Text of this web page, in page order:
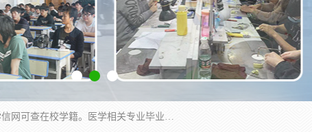
通过医学类院校正规录取从而获取统招全日制大专、本科，学信网可查在校学籍。医学相关专业毕业后可参加执业助理医师与执业医师证书考试（如口腔医学、临床医学、中医学等专业）.